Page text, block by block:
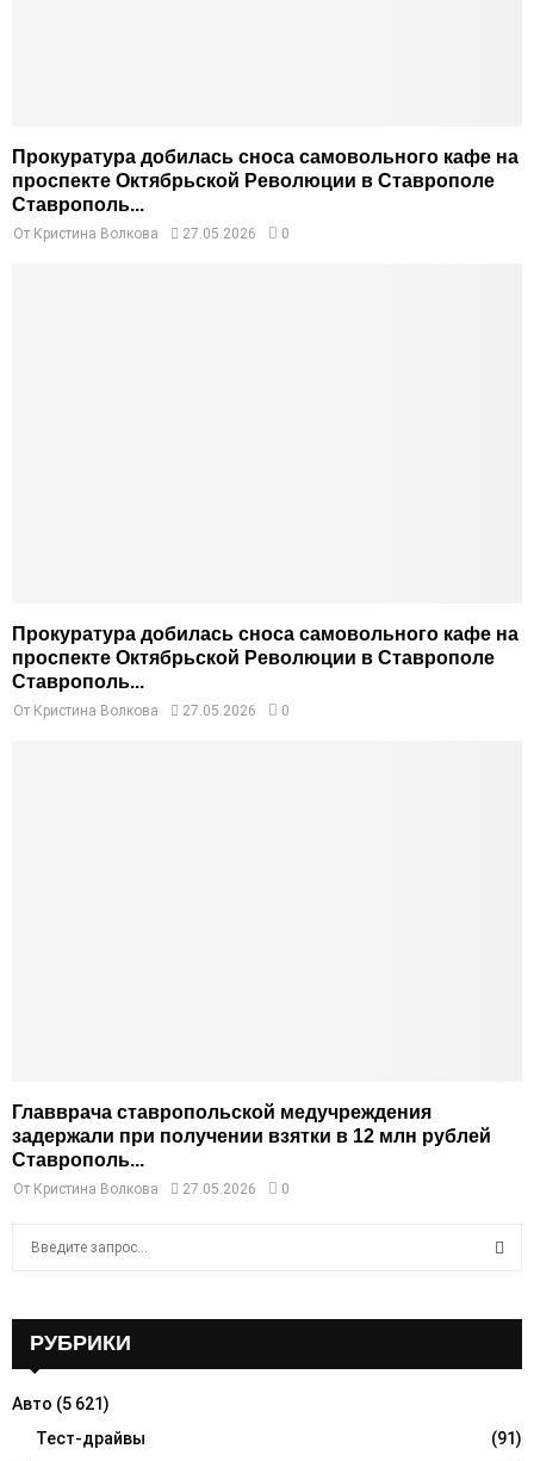
Прокуратура добилась сноса самовольного кафе на
проспекте Октябрьской Революции в Ставрополе
Ставрополь...
От Кристина Волкова 27.05.2026 0
Прокуратура добилась сноса самовольного кафе на
проспекте Октябрьской Революции в Ставрополе
Ставрополь...
От Кристина Волкова 27.05.2026 0
Главврача ставропольской медучреждения
задержали при получении взятки в 12 млн рублей
Ставрополь...
От Кристина Волкова 27.05.2026 0
o
R
РУБРИКИ
Авто (5 621)
Тест-драйвы
(91)